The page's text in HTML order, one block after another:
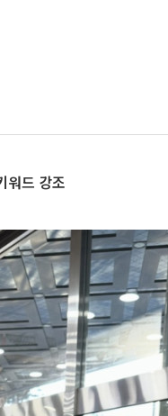
워드 강조